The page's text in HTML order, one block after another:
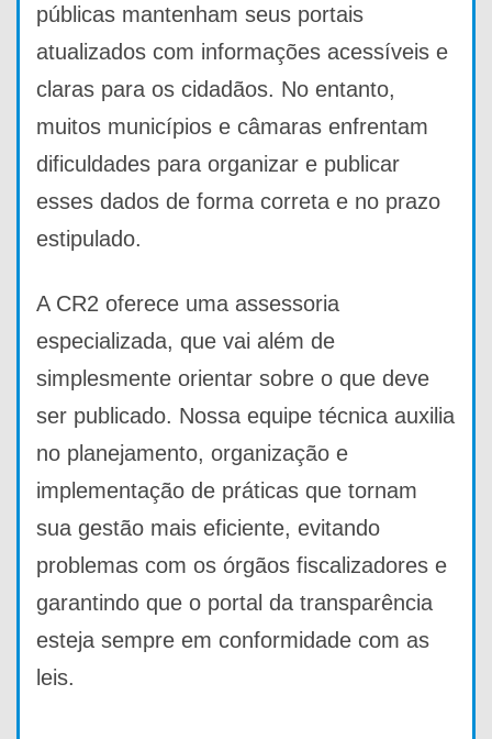
públicas mantenham seus portais
atualizados com informações acessíveis e
claras para os cidadãos. No entanto,
muitos municípios e câmaras enfrentam
dificuldades para organizar e publicar
esses dados de forma correta e no prazo
estipulado.
A CR2 oferece uma assessoria
especializada, que vai além de
simplesmente orientar sobre o que deve
ser publicado. Nossa equipe técnica auxilia
no planejamento, organização e
implementação de práticas que tornam
sua gestão mais eficiente, evitando
problemas com os órgãos fiscalizadores e
garantindo que o portal da transparência
esteja sempre em conformidade com as
leis.